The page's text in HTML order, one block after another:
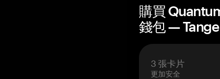
購買
錢包 —
3 張卡片
更加安全